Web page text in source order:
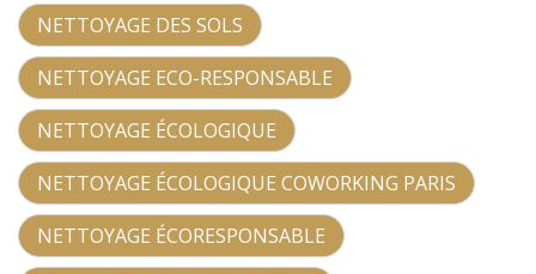
NETTOYAGE DES SOLS
NETTOYAGE ECO-RESPONSABLE
NETTOYAGE ÉCOLOGIQUE
NETTOYAGE ÉCOLOGIQUE COWORKING PARIS
NETTOYAGE ÉCORESPONSABLE